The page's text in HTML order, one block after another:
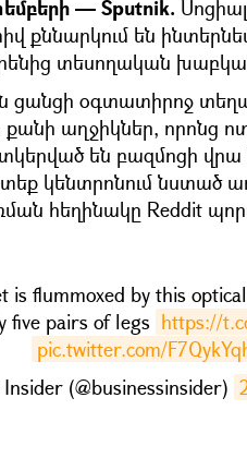
— Sputnik.
քննարկում են
տեսողական
ցանցի օգտատիրոջ
աղջիկներ, որոնց
են բազմոցի
կենտրոնում նստած
հեղինակը Reddit
is flummoxed by this
five pairs of legs https://
pic.twitter.com/
(@businessinsider)